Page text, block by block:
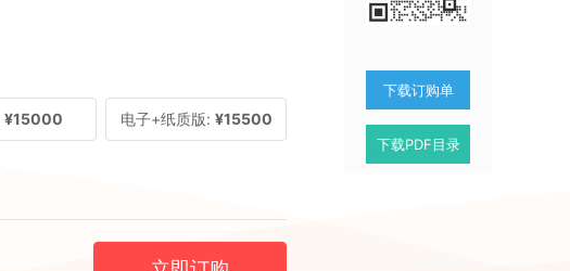
¥15000 电子+纸质版: ¥15500
下载订购单
下载PDF目录